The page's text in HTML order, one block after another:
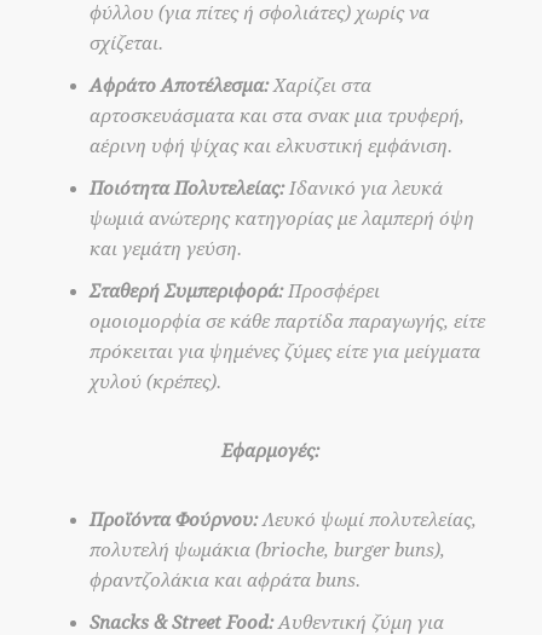
φύλλου (για πίτες ή σφολιάτες) χωρίς να
σχίζεται.
Αφράτο Αποτέλεσμα:Χαρίζει στα
αρτοσκευάσματα και στα σνακ μια τρυφερή,
αέρινη υφή ψίχας και ελκυστική εμφάνιση.
Ποιότητα Πολυτελείας:Ιδανικό για λευκά
ψωμιά ανώτερης κατηγορίας με λαμπερή όψη
και γεμάτη γεύση.
Σταθερή Συμπεριφορά:Προσφέρει
ομοιομορφία σε κάθε παρτίδα παραγωγής, είτε
πρόκειται για ψημένες ζύμες είτε για μείγματα
χυλού (κρέπες).
Εφαρμογές:
Προϊόντα Φούρνου:Λευκό ψωμί πολυτελείας,
πολυτελή ψωμάκια (brioche, burger buns),
φραντζολάκια και αφράτα buns.
Snacks & Street Food:Αυθεντική ζύμη για